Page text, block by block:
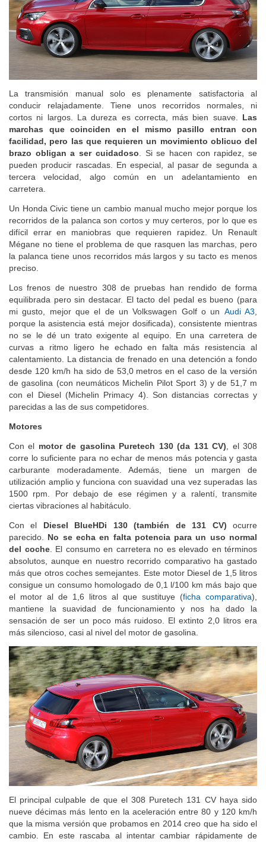
La transmisión manual solo es plenamente satisfactoria al
conducir relajadamente. Tiene unos recorridos normales, ni
cortos ni largos. La dureza es correcta, más bien suave. Las
marchas que coinciden en el mismo pasillo entran con
facilidad, pero las que requieren un movimiento oblicuo del
brazo obligan a ser cuidadoso. Si se hacen con rapidez, se
pueden producir rascadas. En especial, al pasar de segunda a
tercera velocidad, algo común en un adelantamiento en
carretera.
Un Honda Civic tiene un cambio manual mucho mejor porque los
recorridos de la palanca son cortos y muy certeros, por lo que es
difícil errar en maniobras que requieren rapidez. Un Renault
Mégane no tiene el problema de que rasquen las marchas, pero
la palanca tiene unos recorridos más largos y su tacto es menos
preciso.
Los frenos de nuestro 308 de pruebas han rendido de forma
equilibrada pero sin destacar. El tacto del pedal es bueno (para
mi gusto, mejor que el de un Volkswagen Golf o un Audi A3,
porque la asistencia está mejor dosificada), consistente mientras
no se le dé un trato exigente al equipo. En una carretera de
curvas a ritmo ligero he echado en falta más resistencia al
calentamiento. La distancia de frenado en una detención a fondo
desde 120 km/h ha sido de 53,0 metros en el caso de la versión
de gasolina (con neumáticos Michelin Pilot Sport 3) y de 51,7 m
con el Diesel (Michelin Primacy 4). Son distancias correctas y
parecidas a las de sus competidores.
Motores
Con el motor de gasolina Puretech 130 (da 131 CV), el 308
corre lo suficiente para no echar de menos más potencia y gasta
carburante moderadamente. Además, tiene un margen de
utilización amplio y funciona con suavidad una vez superadas las
1500 rpm. Por debajo de ese régimen y a ralentí, transmite
ciertas vibraciones al habitáculo.
Con el Diesel BlueHDi 130 (también de 131 CV) ocurre
parecido. No se echa en falta potencia para un uso normal
del coche. El consumo en carretera no es elevado en términos
absolutos, aunque en nuestro recorrido comparativo ha gastado
más que otros coches semejantes. Este motor Diesel de 1,5 litros
consigue un consumo homologado de 0,1 l/100 km más bajo que
el motor al de 1,6 litros al que sustituye (ficha comparativa),
mantiene la suavidad de funcionamiento y nos ha dado la
sensación de ser un poco más ruidoso. El extinto 2,0 litros era
más silencioso, casi al nivel del motor de gasolina.
El principal culpable de que el 308 Puretech 131 CV haya sido
nueve décimas más lento en la aceleración entre 80 y 120 km/h
que la misma versión que probamos en 2014 creo que ha sido el
cambio. En este rascaba al intentar cambiar rápidamente de